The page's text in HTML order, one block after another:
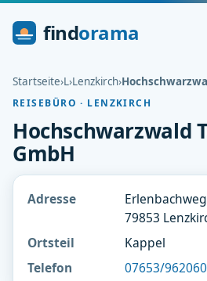
findorama
Startseite›L›Lenzkirch›
REISEBÜRO · LENZKIRCH
Hochschwarzwald
GmbH
Adresse
79853
Ortsteil
Kappel
Telefon
07653/962060